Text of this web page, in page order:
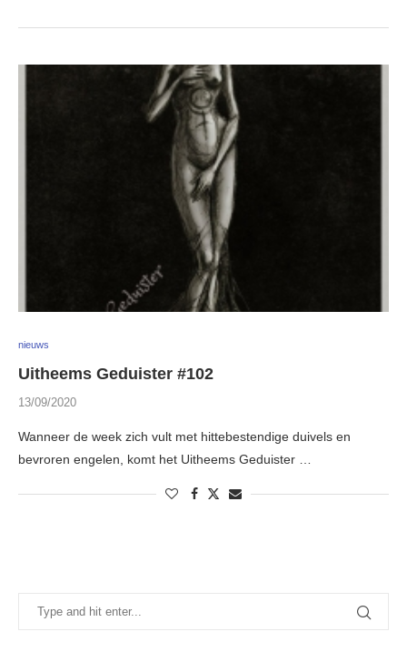
nieuws
Uitheems Geduister #102
13/09/2020
Wanneer de week zich vult met hittebestendige duivels en
bevroren engelen, komt het Uitheems Geduister …